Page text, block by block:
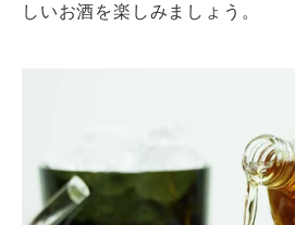
しいお酒を楽しみましょう。